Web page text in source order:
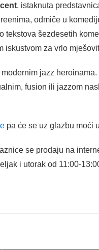
, istaknuta
odmiče u
šezdesetih
iskustvom za vrlo
jazz
fusion ili jazzom
pa će se uz glazbu moći
se prodaju na
i utorak od 11:00-